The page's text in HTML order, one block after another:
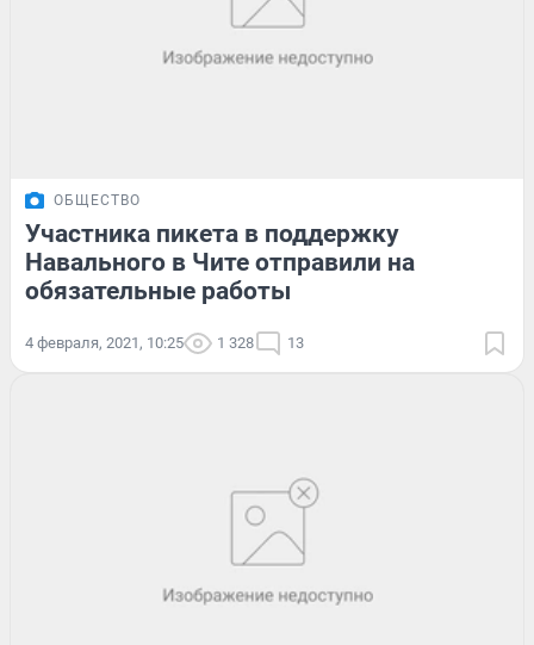
ОБЩЕСТВО
Участника пикета в поддержку
Навального в Чите отправили на
обязательные работы
4 февраля, 2021, 10:25 1 328 13